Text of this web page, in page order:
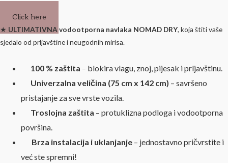
Click here
★ ULTIMATIVNA vodootporna navlaka NOMAD DRY, koja štiti vaše
sjedalo od prljavštine i neugodnih mirisa.
100 % zaštita – blokira vlagu, znoj, pijesak i prljavštinu.
Univerzalna veličina (75 cm x 142 cm) – savršeno
pristajanje za sve vrste vozila.
Troslojna zaštita – protuklizna podloga i vodootporna
površina.
Brza instalacija i uklanjanje – jednostavno pričvrstite i
već ste spremni!